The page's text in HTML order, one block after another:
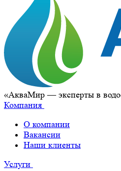
«АкваМир — эксперты в
Компания
О компании
Вакансии
Наши клиенты
Услуги